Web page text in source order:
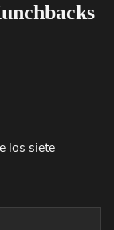
los siete